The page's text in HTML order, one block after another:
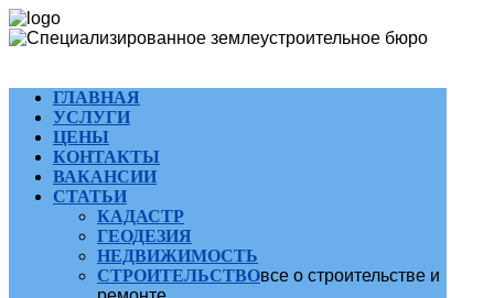
ГЛАВНАЯ
УСЛУГИ
ЦЕНЫ
КОНТАКТЫ
ВАКАНСИИ
СТАТЬИ
КАДАСТР
ГЕОДЕЗИЯ
НЕДВИЖИМОСТЬ
СТРОИТЕЛЬСТВОвсе о строительстве и